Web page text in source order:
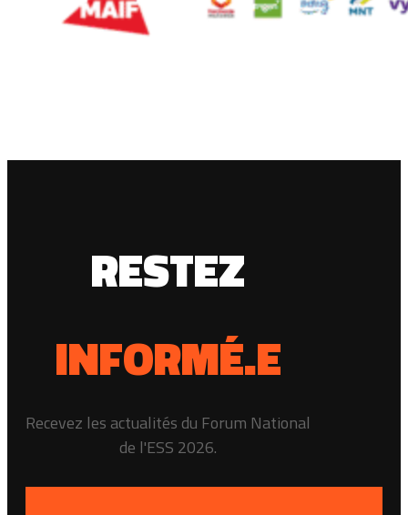
RESTEZ
INFORMÉ.E
Recevez les actualités du Forum National
de l'ESS 2026.